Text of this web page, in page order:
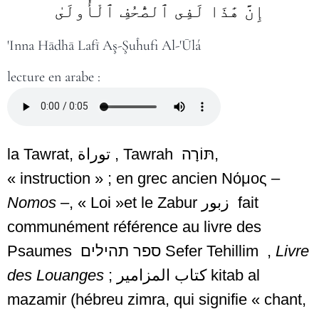
إِنَّ هَٰذَا لَفِى ٱلصُّحُفِ ٱلْأُولَىٰ
'Inna Hādhā Lafī Aş-Şuĥufi Al-'Ūlá
lecture en arabe :
la Tawrat, توراة , Tawrah תּוֹרָה,
« instruction » ; en grec ancien Νόμος –
Nomos –, « Loi »et le Zabur زبور fait
communément référence au livre des
Psaumes ספר תהילים Sefer Tehillim , Livre
des Louanges ; كتاب المزامير kitab al
mazamir (hébreu zimra, qui signifie « chant,